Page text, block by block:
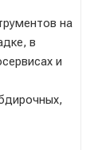
на
в
и